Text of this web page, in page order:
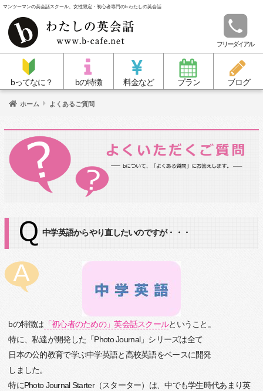
マンツーマンの英会話スクール、女性限定・初心者専門のb わたしの英会話
フリーダイアル
bってなに？ bの特徴 料金など プラン ブログ
ホーム よくあるご質問
中学英語からやり直したいのですが・・・
bの特徴は 「初心者のための」英会話スクールということ。
特に、私達が開発した「Photo Journal」シリーズは全て
日本の公的教育で学ぶ中学英語と高校英語をベースに開発
しました。
特にPhoto Journal Starter（スターター）は、中でも学生時代あまり英